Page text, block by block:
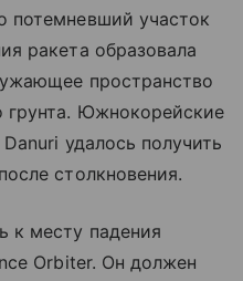
потемневший участок
ракета образовала
пространство
грунта. Южнокорейские
удалось получить
столкновения.
к месту падения
Orbiter. Он должен